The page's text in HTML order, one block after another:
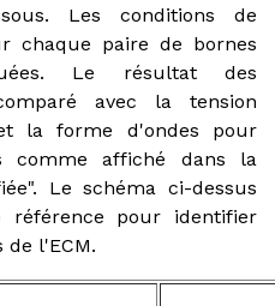
Les conditions de
chaque paire de bornes
Le résultat des
avec la tension
la forme d'ondes pour
comme affiché dans la
Le schéma ci-dessus
pour identifier
l'ECM.